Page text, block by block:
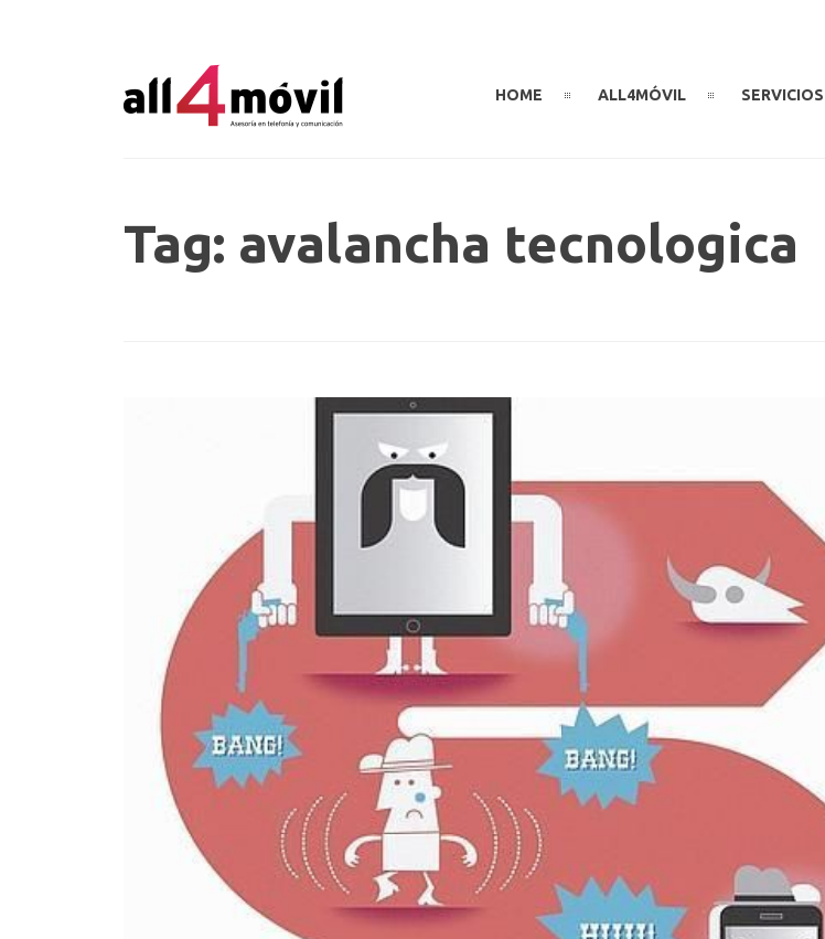
HOME ALL4MÓVIL SERVICIOS
Tag: avalancha tecnologica